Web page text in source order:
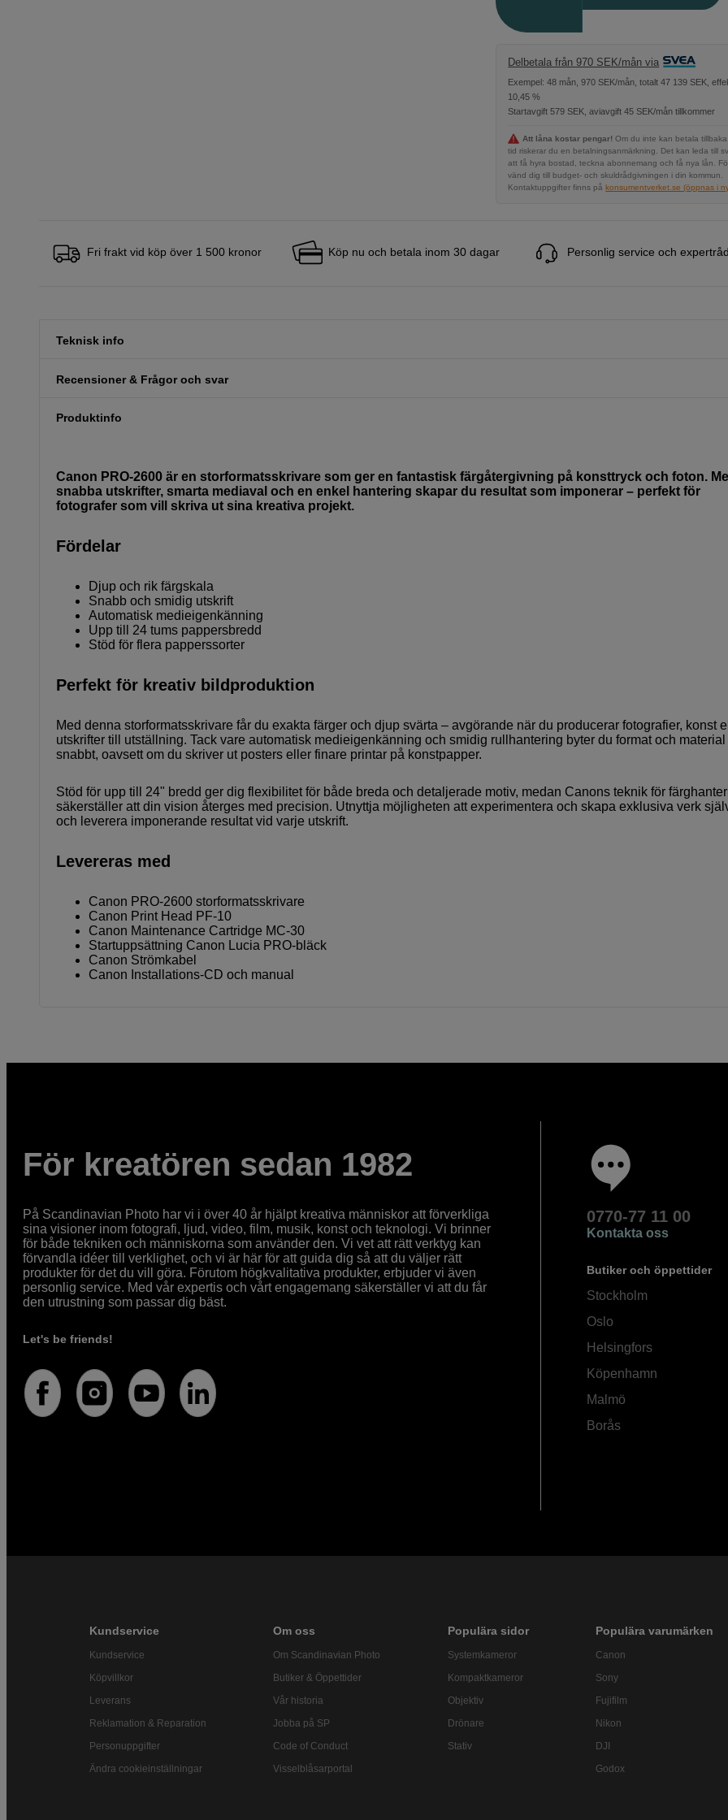
Delbetala från 970 SEK/mån via
Exempel: 48 mån, 970 SEK/mån, totalt 47 139 SEK,
10,45 %
Startavgift 579 SEK, aviavgift 45 SEK/mån tillkommer
Att låna kostar pengar! Om du inte kan betala
tid riskerar du en betalningsanmärkning. Det kan leda till
att få hyra bostad, teckna abonnemang och få nya lån.
vänd dig till budget- och skuldrådgivningen i din kommun.
Kontaktuppgifter finns på konsumentverket.se (öppnas i
Fri frakt vid köp över 1 500 kronor Köp nu och betala inom 30 dagar Personlig service och
Teknisk info
Recensioner & Frågor och svar
Produktinfo
Canon PRO-2600 är en storformatsskrivare som ger en fantastisk färgåtergivning på konsttryck och foton.
snabba utskrifter, smarta mediaval och en enkel hantering skapar du resultat som imponerar – perfekt för
fotografer som vill skriva ut sina kreativa projekt.
Fördelar
Djup och rik färgskala
Snabb och smidig utskrift
Automatisk medieigenkänning
Upp till 24 tums pappersbredd
Stöd för flera papperssorter
Perfekt för kreativ bildproduktion
Med denna storformatsskrivare får du exakta färger och djup svärta – avgörande när du producerar fotografier, konst
utskrifter till utställning. Tack vare automatisk medieigenkänning och smidig rullhantering byter du format och material
snabbt, oavsett om du skriver ut posters eller finare printar på konstpapper.
Stöd för upp till 24" bredd ger dig flexibilitet för både breda och detaljerade motiv, medan Canons teknik för
säkerställer att din vision återges med precision. Utnyttja möjligheten att experimentera och skapa exklusiva verk
och leverera imponerande resultat vid varje utskrift.
Levereras med
Canon PRO-2600 storformatsskrivare
Canon Print Head PF-10
Canon Maintenance Cartridge MC-30
Startuppsättning Canon Lucia PRO-bläck
Canon Strömkabel
Canon Installations-CD och manual
För kreatören sedan 1982
På Scandinavian Photo har vi i över 40 år hjälpt kreativa människor att förverkliga
sina visioner inom fotografi, ljud, video, film, musik, konst och teknologi. Vi brinner
för både tekniken och människorna som använder den. Vi vet att rätt verktyg kan
förvandla idéer till verklighet, och vi är här för att guida dig så att du väljer rätt
produkter för det du vill göra. Förutom högkvalitativa produkter, erbjuder vi även
personlig service. Med vår expertis och vårt engagemang säkerställer vi att du får
den utrustning som passar dig bäst.
Let's be friends!
0770-77 11 00
Kontakta oss
Butiker och öppettider
Stockholm
Oslo
Helsingfors
Köpenhamn
Malmö
Borås
Kundservice
Kundservice
Köpvillkor
Leverans
Reklamation & Reparation
Personuppgifter
Ändra cookieinställningar
Om oss
Om Scandinavian Photo
Butiker & Öppettider
Vår historia
Jobba på SP
Code of Conduct
Visselblåsarportal
Populära sidor
Systemkameror
Kompaktkameror
Objektiv
Drönare
Stativ
Populära varumärken
Canon
Sony
Fujifilm
Nikon
DJI
Godox